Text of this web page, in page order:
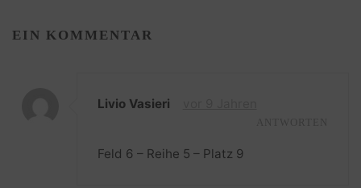
EIN KOMMENTAR
Livio Vasieri
Feld 6 – Reihe 5 – Platz 9